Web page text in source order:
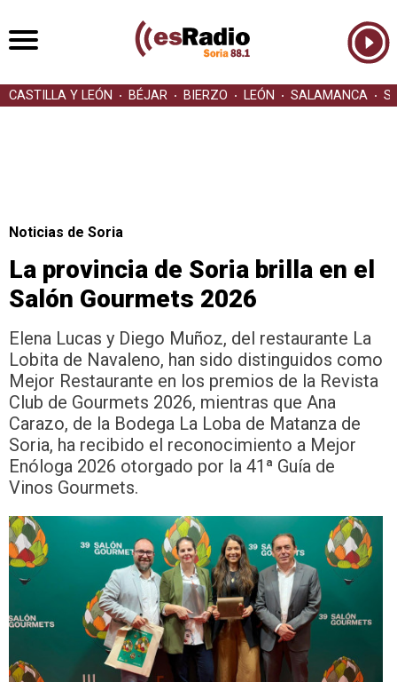
CASTILLA Y LEÓN BÉJAR BIERZO LEÓN SALAMANCA
Noticias de Soria
La provincia de Soria brilla en el
Salón Gourmets 2026
Elena Lucas y Diego Muñoz, del restaurante La
Lobita de Navaleno, han sido distinguidos como
Mejor Restaurante en los premios de la Revista
Club de Gourmets 2026, mientras que Ana
Carazo, de la Bodega La Loba de Matanza de
Soria, ha recibido el reconocimiento a Mejor
Enóloga 2026 otorgado por la 41ª Guía de
Vinos Gourmets.